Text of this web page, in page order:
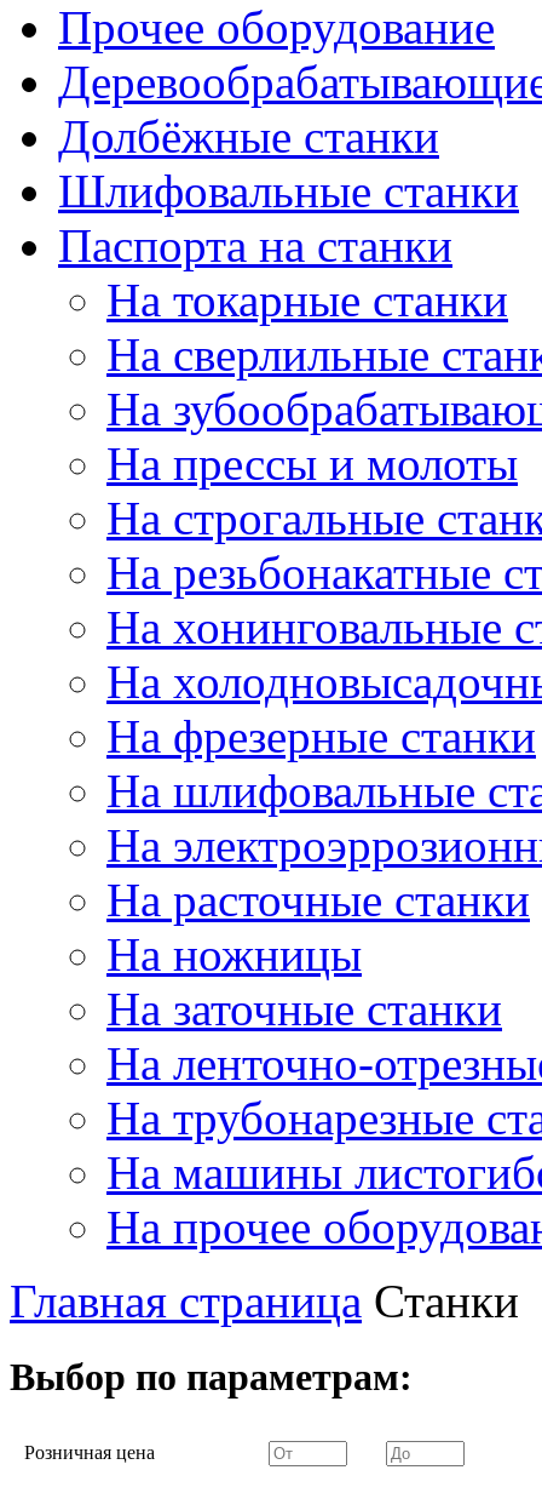
Прочее оборудование
Долбёжные станки
Шлифовальные станки
Паспорта на станки
На токарные станки
На сверлильные
На
На прессы и молоты
На строгальные
На резьбонакатные
На хонинговальные
На
На фрезерные станки
На шлифовальные
На
На расточные станки
На ножницы
На заточные станки
На ленточно-
На трубонарезные
На машины
На прочее
Главная страница Станки
Выбор по параметрам:
Розничная цена